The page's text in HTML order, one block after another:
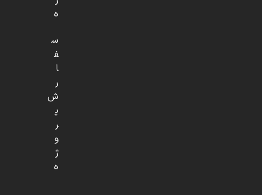
ه
س
ف
ا
ر
ش
پ
ر
و
ژ
ه